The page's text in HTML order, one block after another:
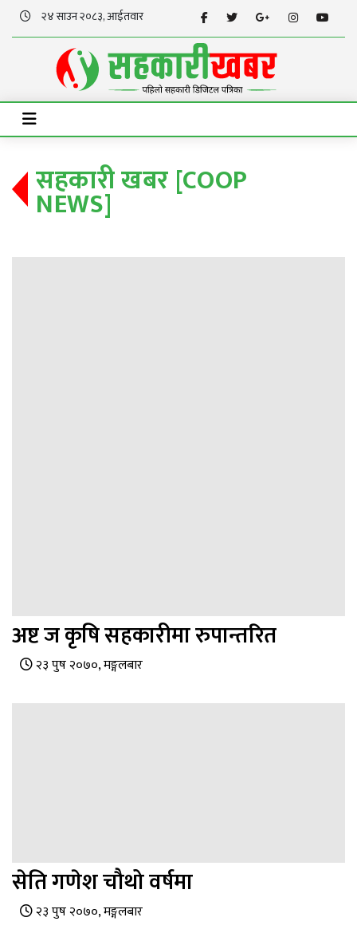
२४ साउन २०८३, आईतवार
सहकारी खबर [COOP
NEWS]
अष्ट ज कृषि सहकारीमा रुपान्तरित
२३ पुष २०७०, मङ्गलबार
सेति गणेश चौथो वर्षमा
२३ पुष २०७०, मङ्गलबार